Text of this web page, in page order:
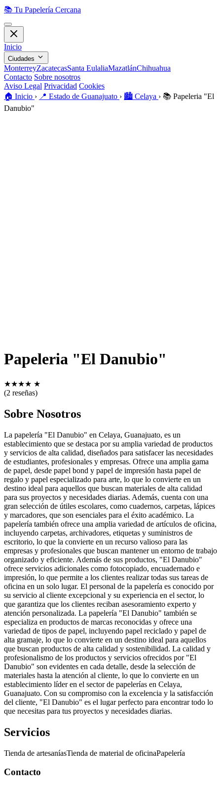
📚 Tu Papelería Cercana
Inicio
Ciudades
MonterreyZacatecasSanta EulaliaMazatlánChihuahua
Contacto Sobre nosotros
Aviso Legal Privacidad Cookies
🏠️ Inicio › 📍 Estado de Guanajuato › 🏙️ Celaya › 📚 Papeleria "El
Danubio"
Papeleria "El Danubio"
★★★★ ★
(2 reseñas)
Sobre Nosotros
La papelería "El Danubio" en Celaya, Guanajuato, es un
establecimiento que se destaca por su amplia variedad de productos
y servicios de alta calidad, diseñados para satisfacer las necesidades
de estudiantes, profesionales y empresas. Ofrece una amplia gama
de papel, desde papel bond y papel de impresión hasta papel de
regalo y papel especializado para arte, lo que lo convierte en un
destino ideal para aquellos que buscan materiales de alta calidad
para sus proyectos y necesidades diarias. Además, cuenta con una
gran selección de útiles escolares, como cuadernos, carpetas, lápices
y marcadores, que son esenciales para el éxito académico. La
papelería también ofrece una amplia variedad de artículos de oficina,
incluyendo carpetas, archivadores, etiquetas y suministros de
escritorio, lo que la convierte en un recurso valioso para las
empresas y profesionales que buscan mantener un entorno de trabajo
organizado y eficiente. Además de sus productos, "El Danubio"
ofrece servicios adicionales como fotocopiado, encuadernado e
impresión, lo que permite a los clientes realizar todas sus tareas de
oficina en un solo lugar. El personal de la papelería es conocido por
su servicio al cliente excepcional y su experiencia en el sector, lo
que garantiza que los clientes reciban asesoramiento experto y
atención personalizada. La papelería "El Danubio" también se
especializa en productos de marcas reconocidas y ofrece una
variedad de tipos de papel, incluyendo papel reciclado y papel de
alta gramaje, lo que lo convierte en un destino ideal para aquellos
que buscan productos de alta calidad y sostenibilidad. La calidad y
profesionalismo de los productos y servicios ofrecidos por "El
Danubio" son evidentes en cada detalle, desde la selección de
materiales hasta la atención al cliente, lo que lo convierte en un
establecimiento líder en el sector de papelerías en Celaya,
Guanajuato. Con su compromiso con la excelencia y la satisfacción
del cliente, "El Danubio" es el lugar perfecto para encontrar todo lo
que necesitas para tus proyectos y necesidades diarias.
Servicios
Tienda de artesaníasTienda de material de oficinaPapelería
Contacto